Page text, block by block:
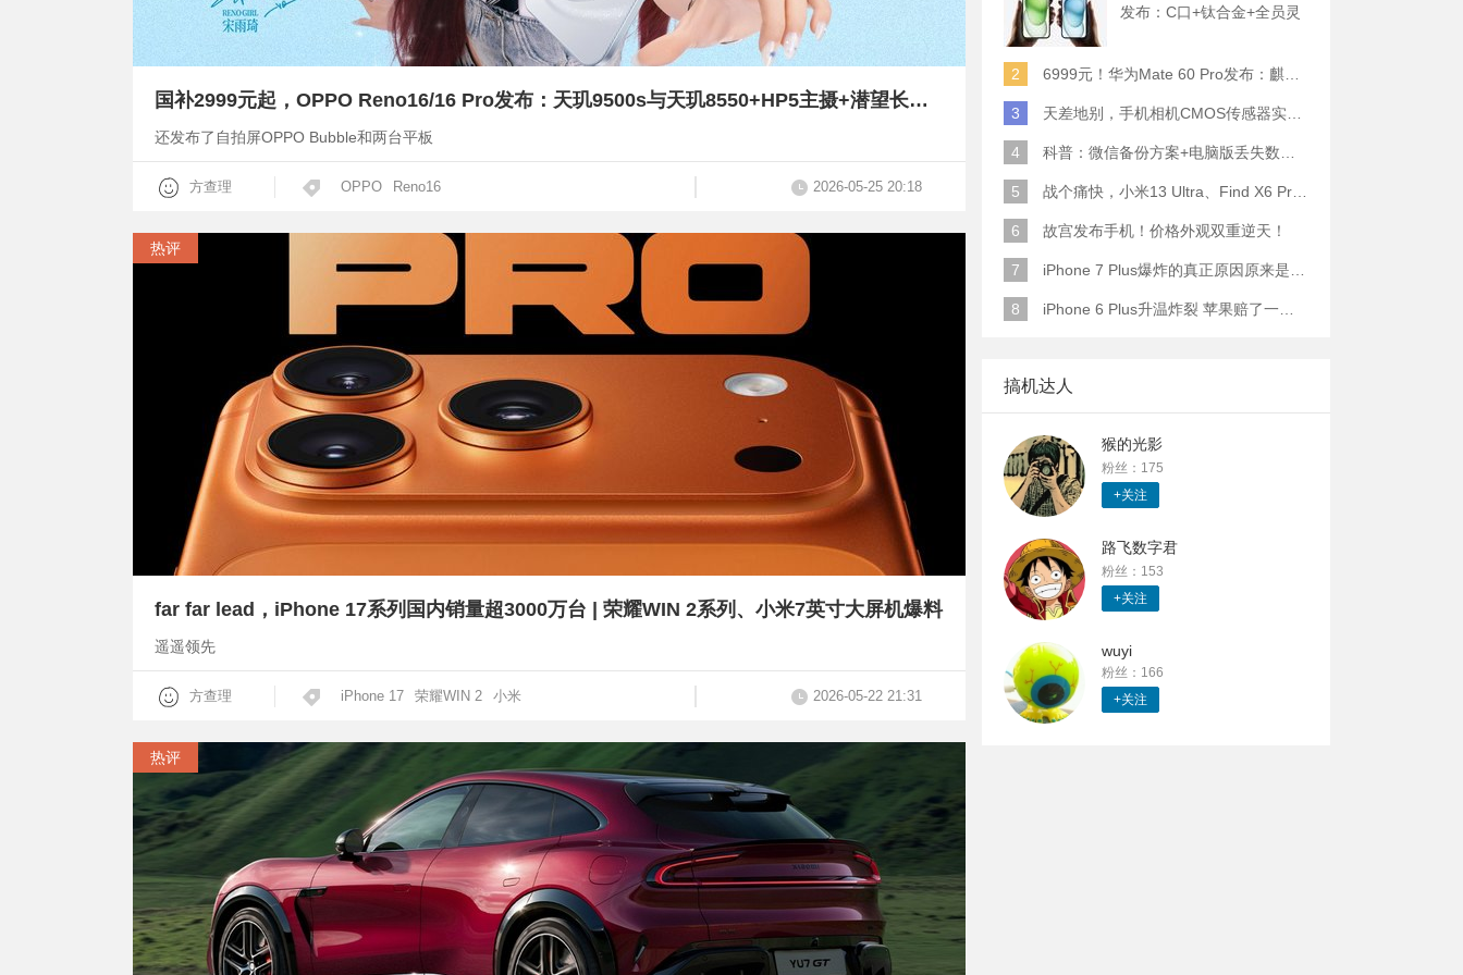
国补2999元起，OPPO Reno16/16 Pro发布：天玑9500s与天玑8550+HP5主摄+潜望长焦【附多机对比】
还发布了自拍屏OPPO Bubble和两台平板
方查理 OPPO Reno16 2026-05-25 20:18
热评
far far lead，iPhone 17系列国内销量超3000万台 | 荣耀WIN 2系列、小米7英寸大屏机爆料
遥遥领先
方查理 iPhone 17 荣耀WIN 2 小米 2026-05-22 21:31
热评
发布：C口+钛合金+全员灵
2 6999元！华为Mate 60 Pro发布：麒麟9000S+卫星通话 (附初步跑分)
3 天差地别，手机相机CMOS传感器实际面积对比
4 科普：微信备份方案+电脑版丢失数据恢复指南
5 战个痛快，小米13 Ultra、Find X6 Pro、vivo X90 Pro+、小米12SU拍照横评
6 故宫发布手机！价格外观双重逆天！
7 iPhone 7 Plus爆炸的真正原因原来是这样
8 iPhone 6 Plus升温炸裂 苹果赔了一部全新的
搞机达人
猴的光影
粉丝：175
+关注
路飞数字君
粉丝：153
+关注
wuyi
粉丝：166
+关注